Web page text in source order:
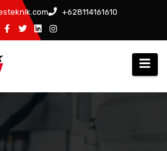
+628114161610